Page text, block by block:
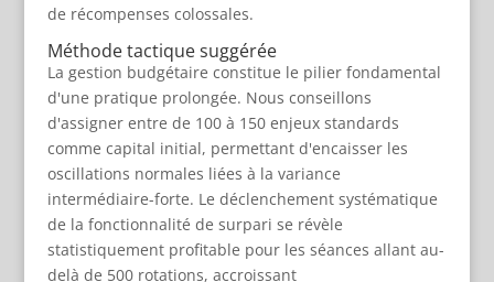
de récompenses colossales.
Méthode tactique suggérée
La gestion budgétaire constitue le pilier fondamental
d'une pratique prolongée. Nous conseillons
d'assigner entre de 100 à 150 enjeux standards
comme capital initial, permettant d'encaisser les
oscillations normales liées à la variance
intermédiaire-forte. Le déclenchement systématique
de la fonctionnalité de surpari se révèle
statistiquement profitable pour les séances allant au-
delà de 500 rotations, accroissant